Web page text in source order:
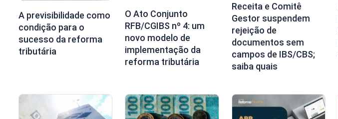
A previsibilidade como
condição para o
sucesso da reforma
tributária
O Ato Conjunto
RFB/CGIBS nº 4: um
novo modelo de
implementação da
reforma tributária
Receita e Comitê
Gestor suspendem
rejeição de
documentos sem
campos de IBS/CBS;
saiba quais